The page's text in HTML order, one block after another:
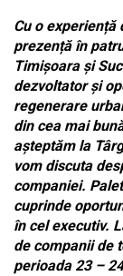
Cu o experiență
prezență în
Timișoara și
dezvoltator și
regenerare
din cea mai
așteptăm la
vom discuta
companiei.
cuprinde
în cel executiv.
de companii de
perioada 23 –